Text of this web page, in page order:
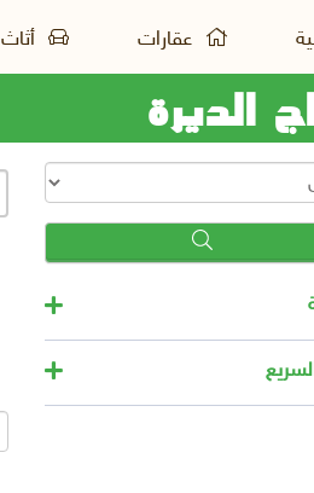
عقارات أثاث
الديرة